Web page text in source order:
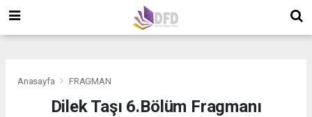
Anasayfa FRAGMAN
Dilek Taşı 6.Bölüm Fragmanı